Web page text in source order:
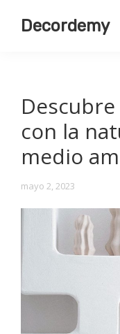
Decordemy
con la
medio
mayo 2, 2023